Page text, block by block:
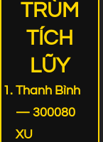
TRÙM
TÍCH
LŨY
Thanh Bình
— 300080
XU